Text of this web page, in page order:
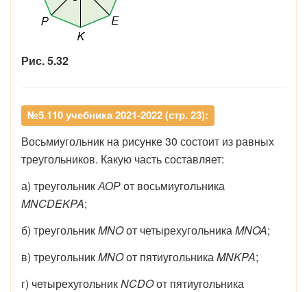
Рис. 5.32
№5.110 учебника 2021-2022 (стр. 23):
Восьмиугольник на рисунке 30 состоит из равных
треугольников. Какую часть составляет:
а) треугольникАОРот восьмиугольника
MNCDEKPA;
б) треугольникMNOот четырехугольникаMNOA;
в) треугольникMNOот пятиугольникаMNKPA;
г) четырехугольникNCDOот пятиугольника